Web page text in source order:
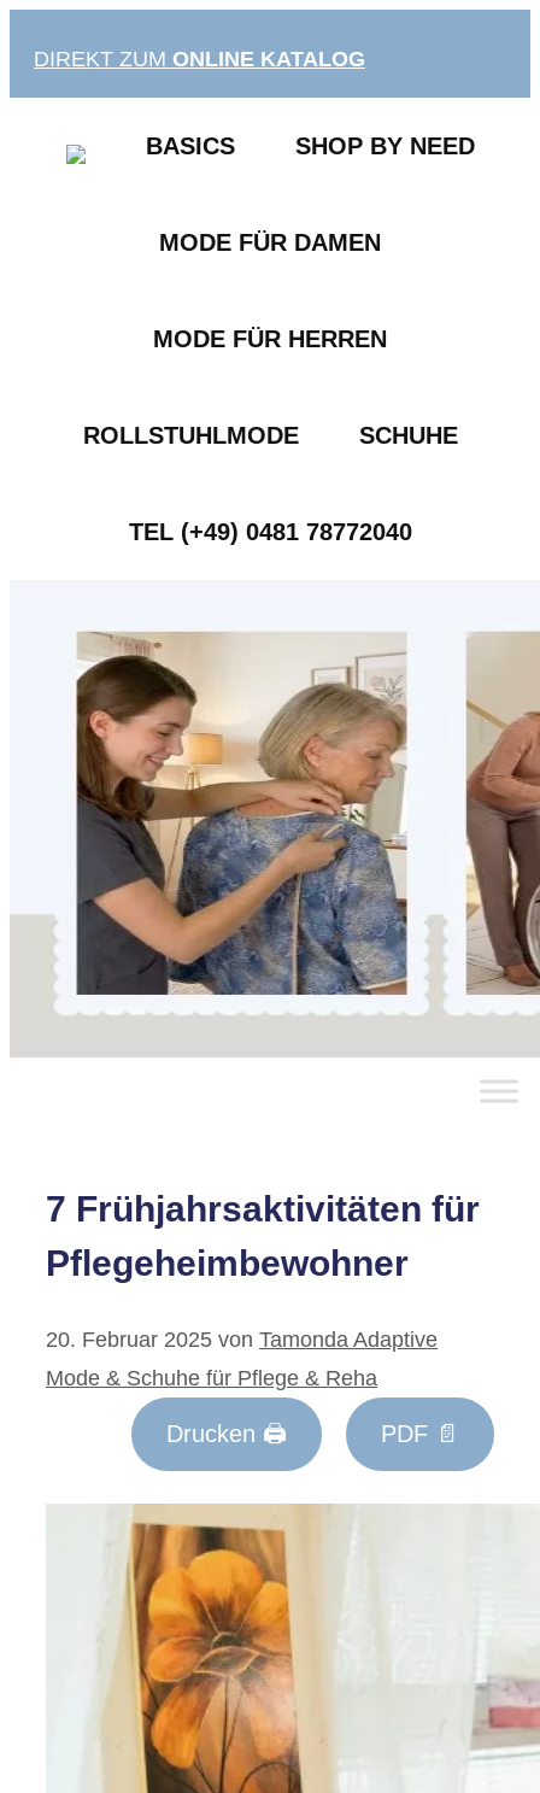
Inhalt
DIREKT ZUM ONLINE KATALOG
BASICS SHOP BY NEED
MODE FÜR DAMEN
MODE FÜR HERREN
ROLLSTUHLMODE SCHUHE
TEL (+49) 0481 78772040
7 Frühjahrsaktivitäten für
Pflegeheimbewohner
20. Februar 2025 von Tamonda Adaptive
Mode & Schuhe für Pflege & Reha
Drucken 🖨 PDF 📄